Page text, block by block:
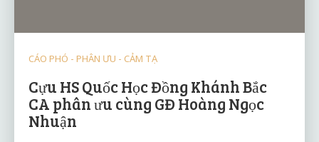
CÁO PHÓ - PHÂN ƯU - CẢM TẠ
Cựu HS Quốc Học Đồng Khánh Bắc
CA phân ưu cùng GĐ Hoàng Ngọc
Nhuận